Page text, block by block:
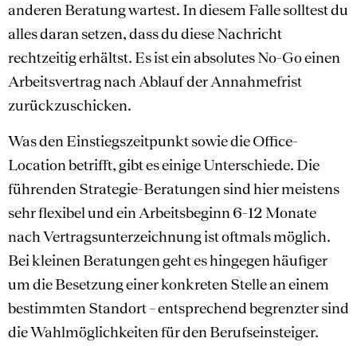
anderen Beratung wartest. In diesem Falle solltest du
alles daran setzen, dass du diese Nachricht
rechtzeitig erhältst. Es ist ein absolutes No-Go einen
Arbeitsvertrag nach Ablauf der Annahmefrist
zurückzuschicken.
Was den Einstiegszeitpunkt sowie die Office-
Location betrifft, gibt es einige Unterschiede. Die
führenden Strategie-Beratungen sind hier meistens
sehr flexibel und ein Arbeitsbeginn 6-12 Monate
nach Vertragsunterzeichnung ist oftmals möglich.
Bei kleinen Beratungen geht es hingegen häufiger
um die Besetzung einer konkreten Stelle an einem
bestimmten Standort – entsprechend begrenzter sind
die Wahlmöglichkeiten für den Berufseinsteiger.